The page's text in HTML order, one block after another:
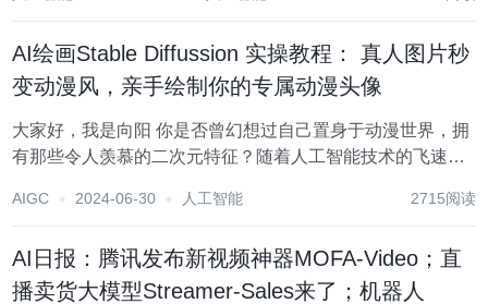
个绝美二次元美男子……” 客户原图是这样的，希望做个安静
AI绘画Stable Diffussion 实操教程： 真人图片秒
变动漫风，亲手绘制你的专属动漫头像
大家好，我是向阳 你是否曾幻想过自己置身于动漫世界，拥
有那些令人羡慕的二次元特征？随着人工智能技术的飞速发
Stable Diffusion技术的神秘面纱，探索如何利用这一技术将
AIGC 2024-06-30 人工智能 2715阅读
AI日报：腾讯发布新视频神器MOFA-Video；直
播卖货大模型Streamer-Sales来了；机器人​